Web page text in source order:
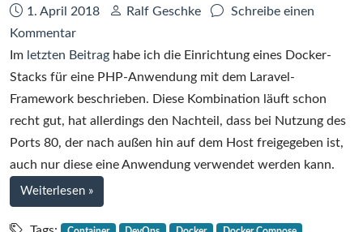
Datum:
1. April 2018 Autor:
Ralf Geschke
Schreibe einen
Kommentarzu
Howto:
Nginx-
Proxy
und
Nginx-
Proxy-
Companion
im
Im letzten Beitrag habe ich die Einrichtung eines Docker-
Stacks für eine PHP-Anwendung mit dem Laravel-
Framework beschrieben. Diese Kombination läuft schon
recht gut, hat allerdings den Nachteil, dass bei Nutzung des
Ports 80, der nach außen hin auf dem Host freigegeben ist,
auch nur diese eine Anwendung verwendet werden kann.
Weiterlesen bei
Howto:
Nginx-
»